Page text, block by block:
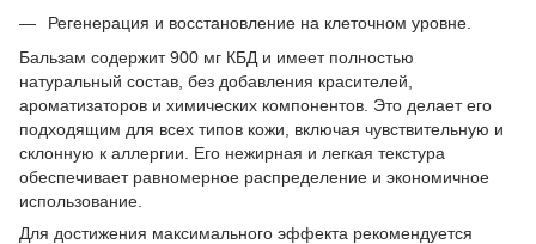
Регенерация и восстановление на клеточном уровне.
Бальзам содержит 900 мг КБД и имеет полностью
натуральный состав, без добавления красителей,
ароматизаторов и химических компонентов. Это делает его
подходящим для всех типов кожи, включая чувствительную и
склонную к аллергии. Его нежирная и легкая текстура
обеспечивает равномерное распределение и экономичное
использование.
Для достижения максимального эффекта рекомендуется